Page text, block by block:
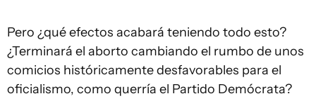
Pero ¿qué efectos acabará teniendo todo esto?
¿Terminará el aborto cambiando el rumbo de unos
comicios históricamente desfavorables para el
oficialismo, como querría el Partido Demócrata?